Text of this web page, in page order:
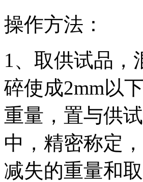
操作方法：
1、取供试品，
碎使成2mm以
重量，置与供
中，精密称定
减失的重量和